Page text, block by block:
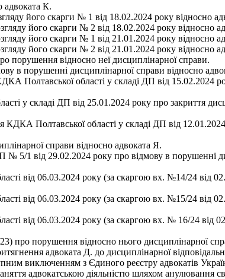
адвоката К.
його скарги № 1 від 18.02.2024 року відносно
його скарги № 2 від 18.02.2024 року відносно
його скарги № 1 від 21.01.2024 року відносно
його скарги № 2 від 21.01.2024 року відносно
порушення відносно неї дисциплінарної справи.
в порушенні дисциплінарної справи відносно
області у складі ДП від 15.02.2024
складі ДП від 25.01.2024 року про закриття
Полтавської області у складі ДП від 12.01.2024
справи відносно адвоката Я.
5/1 від 29.02.2024 року про відмову в порушенні
від 06.03.2024 року (за скаргою вх. №14/24 від
від 06.03.2024 року (за скаргою вх. №15/24 від
від 06.03.2024 року (за скаргою вх. № 16/24 від
про порушення відносно нього дисциплінарної
адвоката Д. до дисциплінарної
виключенням з Єдиного реєстру адвокатів
адвокатською діяльністю шляхом анулювання